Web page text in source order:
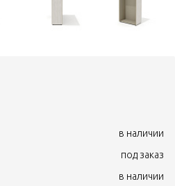
в наличии
под заказ
в наличии